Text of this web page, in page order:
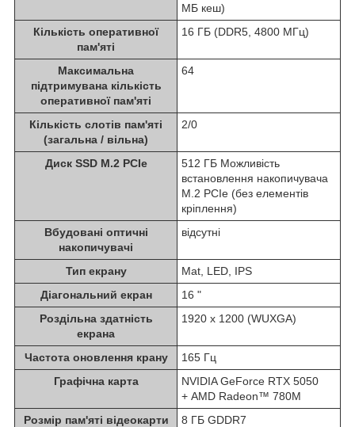
МБ кеш)
Кількість оперативної
пам'яті
16 ГБ (DDR5, 4800 МГц)
Максимальна
підтримувана кількість
оперативної пам'яті
64
Кількість слотів пам'яті
(загальна / вільна)
2/0
Диск SSD M.2 PCIe
512 ГБ Можливість
встановлення накопичувача
M.2 PCIe (без елементів
кріплення)
Вбудовані оптичні
накопичувачі
відсутні
Тип екрану
Mat, LED, IPS
Діагональний екран
16 "
Роздільна здатність
екрана
1920 x 1200 (WUXGA)
Частота оновлення крану
165 Гц
Графічна карта
NVIDIA GeForce RTX 5050
+ AMD Radeon™ 780M
Розмір пам'яті відеокарти
8 ГБ GDDR7